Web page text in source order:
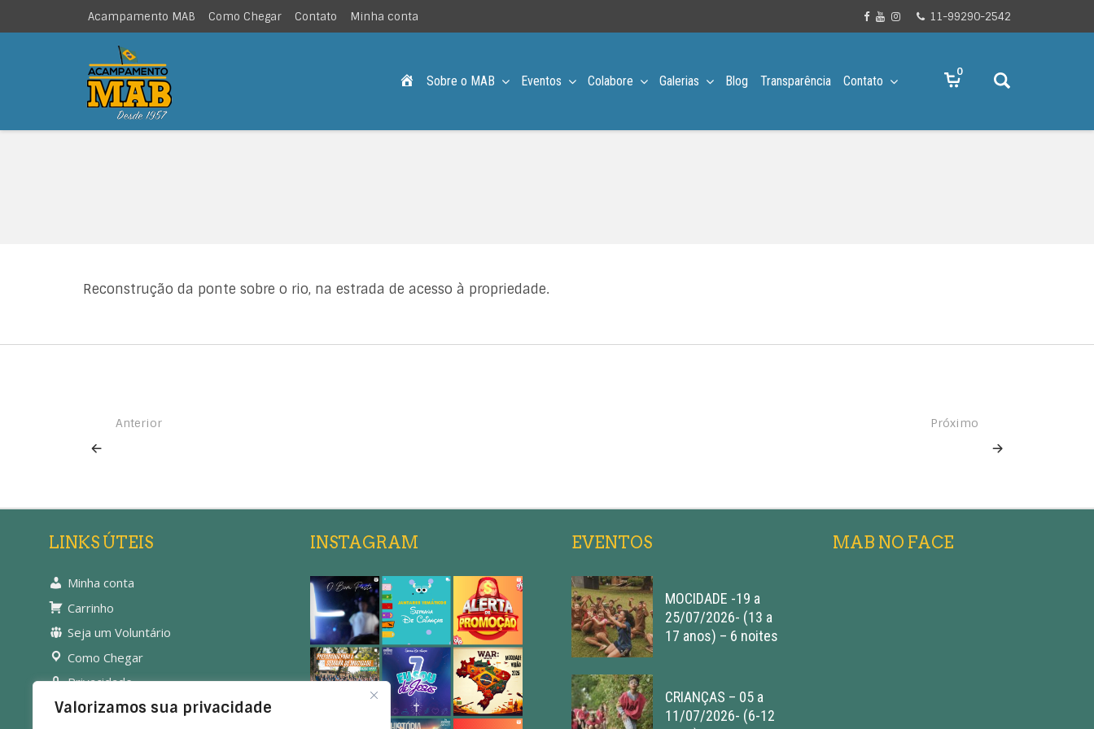
Valorizamos sua privacidade
Acampamento MAB Como Chegar Contato Minha conta 11-99290-2542
0
Acampamento MAB – Desde 1957
Sobre o MAB Eventos Colabore Galerias Blog Transparência Contato
Reconstrução da ponte sobre o rio, na estrada de acesso à propriedade.
Anterior Próximo
LINKS ÚTEIS
Minha conta
Carrinho
Seja um Voluntário
Como Chegar
Privacidade
INSTAGRAM EVENTOS
MOCIDADE -19 a
25/07/2026- (13 a
17 anos) – 6 noites
CRIANÇAS – 05 a
11/07/2026- (6-12
MAB NO FACE